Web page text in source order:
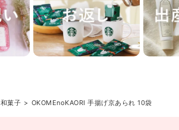
和菓子 OKOMEnoKAORI 手揚げ京あられ 10袋